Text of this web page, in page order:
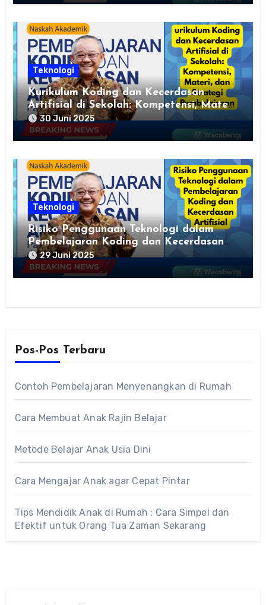
Teknologi
Kurikulum Koding dan Kecerdasan
Artifisial di Sekolah: Kompetensi, Materi,
dan Strategi Pembelajaran
30 Juni 2025
Teknologi
Risiko Penggunaan Teknologi dalam
Pembelajaran Koding dan Kecerdasan
Artifisial
29 Juni 2025
Pos-Pos Terbaru
Contoh Pembelajaran Menyenangkan di Rumah
Cara Membuat Anak Rajin Belajar
Metode Belajar Anak Usia Dini
Cara Mengajar Anak agar Cepat Pintar
Tips Mendidik Anak di Rumah : Cara Simpel dan
Efektif untuk Orang Tua Zaman Sekarang